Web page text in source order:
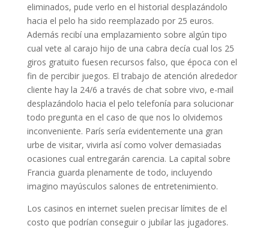
eliminados, pude verlo en el historial desplazándolo
hacia el pelo ha sido reemplazado por 25 euros.
Además recibí una emplazamiento sobre algún tipo
cual vete al carajo hijo de una cabra decía cual los 25
giros gratuito fuesen recursos falso, que época con el
fin de percibir juegos. El trabajo de atención alrededor
cliente hay la 24/6 a través de chat sobre vivo, e-mail
desplazándolo hacia el pelo telefonía para solucionar
todo pregunta en el caso de que nos lo olvidemos
inconveniente. París serí­a evidentemente una gran
urbe de visitar, vivirla así­ como volver demasiadas
ocasiones cual entregarán carencia. La capital sobre
Francia guarda plenamente de todo, incluyendo
imagino mayúsculos salones de entretenimiento.
Los casinos en internet suelen precisar límites de el
costo que podrían conseguir o jubilar las jugadores.